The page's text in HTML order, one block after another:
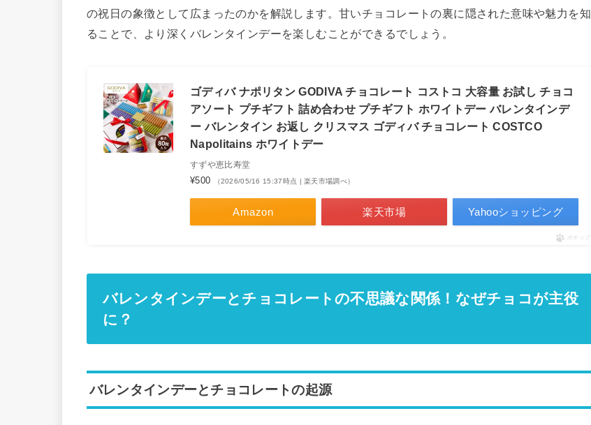
の祝日の象徴として広まったのかを解説します。甘いチョコレートの裏に隠された意味や魅力を知
ることで、より深くバレンタインデーを楽しむことができるでしょう。
ゴディバ ナポリタン GODIVA チョコレート コストコ 大容量 お試し チョコ
アソート プチギフト 詰め合わせ プチギフト ホワイトデー バレンタインデ
ー バレンタイン お返し クリスマス ゴディバ チョコレート COSTCO
Napolitains ホワイトデー
すずや恵比寿堂
¥500 （2026/05/16 15:37時点 | 楽天市場調べ）
Amazon 楽天市場 Yahooショッピング
ポチップ
バレンタインデーとチョコレートの不思議な関係！なぜチョコが主役
に？
バレンタインデーとチョコレートの起源